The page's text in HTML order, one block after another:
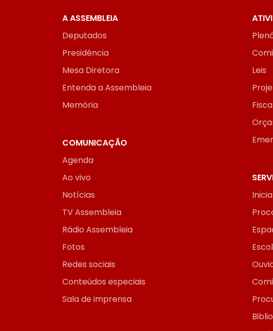
A ASSEMBLEIA
Deputados
Presidência
Mesa Diretora
Entenda a Assembleia
Memória
Leis
COMUNICAÇÃO
Agenda
Ao vivo
Notícias
TV Assembleia
Rádio Assembleia
Fotos
Redes sociais
Conteúdos especiais
Sala de imprensa